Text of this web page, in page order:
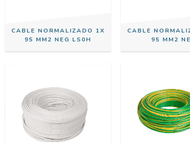
CABLE NORMALIZADO 1X
95 MM2 NEG LS0H
CABLE
95 MM2